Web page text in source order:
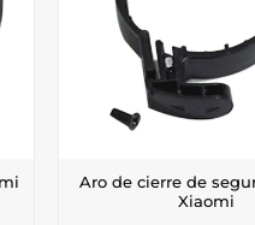
Aro de cierre de
Xiaomi